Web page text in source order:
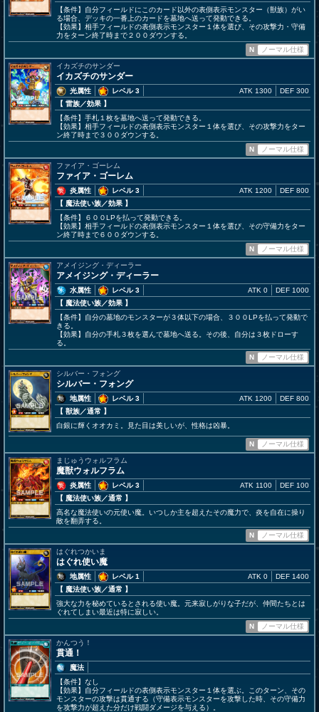
【条件】自分フィールドにこのカード以外の表側表示モンスター（獣族）がい
る場合、デッキの一番上のカードを墓地へ送って発動できる。
【効果】相手フィールドの表側表示モンスター１体を選び、その攻撃力・守備
力をターン終了時まで２００ダウンする。
N
ノーマル仕様
イカズチのサンダー
イカズチのサンダー
光属性
レベル 3
【 雷族／効果 】
ATK 1300 DEF 300
【条件】手札１枚を墓地へ送って発動できる。
【効果】相手フィールドの表側表示モンスター１体を選び、その攻撃力をター
ン終了時まで３００ダウンする。
N
ノーマル仕様
ファイア・ゴーレム
ファイア・ゴーレム
炎属性
レベル 3
【 魔法使い族／効果 】
ATK 1200 DEF 800
【条件】６００LPを払って発動できる。
【効果】相手フィールドの表側表示モンスター１体を選び、その守備力をター
ン終了時まで６００ダウンする。
N
ノーマル仕様
アメイジング・ディーラー
アメイジング・ディーラー
水属性
レベル 3
【 魔法使い族／効果 】
ATK 0 DEF 1000
【条件】自分の墓地のモンスターが３体以下の場合、３００LPを払って発動で
きる。
【効果】自分の手札３枚を選んで墓地へ送る。その後、自分は３枚ドローす
る。
N
ノーマル仕様
シルバー・フォング
シルバー・フォング
地属性
レベル 3
【 獣族／通常 】
ATK 1200 DEF 800
白銀に輝くオオカミ。見た目は美しいが、性格は凶暴。
N ノーマル仕様
まじゅうウォルフラム
魔獣ウォルフラム
炎属性
レベル 3
【 魔法使い族／通常 】
ATK 1100 DEF 100
高名な魔法使いの元使い魔。いつしか主を超えたその魔力で、炎を自在に操り
敵を翻弄する。
N
ノーマル仕様
はぐれつかいま
はぐれ使い魔
地属性
レベル 1
【 魔法使い族／通常 】
ATK 0 DEF 1400
強大な力を秘めているとされる使い魔。元来寂しがりな子だが、仲間たちとは
ぐれてしまい最近は特に寂しい。
N
ノーマル仕様
かんつう！
貫通！
魔法
【条件】なし
【効果】自分フィールドの表側表示モンスター１体を選ぶ。このターン、その
モンスターの攻撃は貫通する（守備表示モンスターを攻撃した時、その守備力
を攻撃力が超えた分だけ戦闘ダメージを与える）。